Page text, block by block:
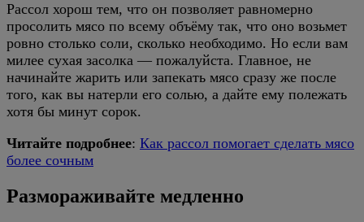
Рассол хорош тем, что он позволяет равномерно
просолить мясо по всему объёму так, что оно возьмет
ровно столько соли, сколько необходимо. Но если вам
милее сухая засолка — пожалуйста. Главное, не
начинайте жарить или запекать мясо сразу же после
того, как вы натерли его солью, а дайте ему полежать
хотя бы минут сорок.
Читайте подробнее: Как рассол помогает сделать мясо
более сочным
Размораживайте медленно